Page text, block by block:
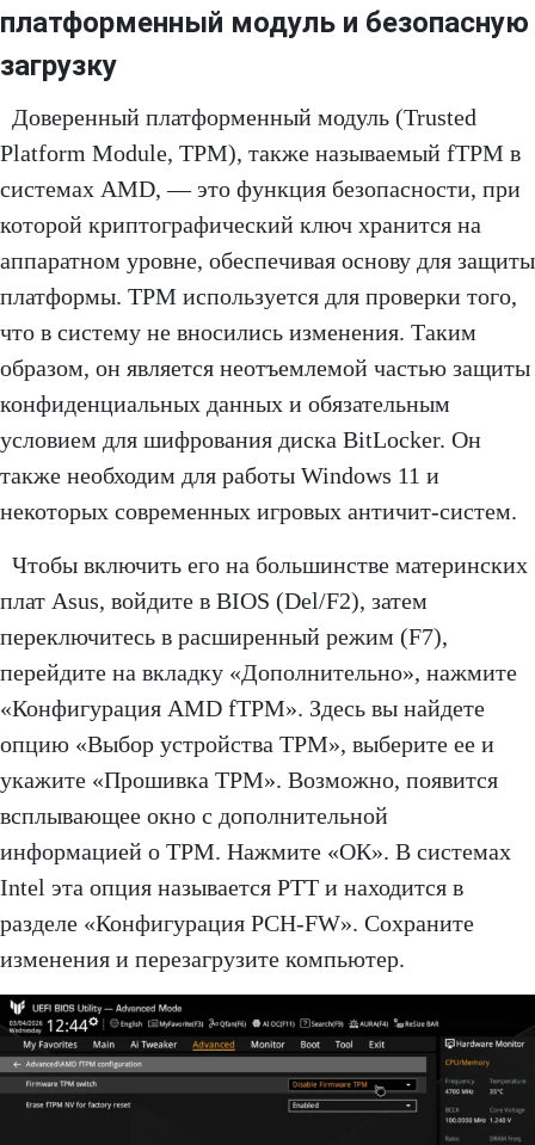
платформенный модуль и безопасную
загрузку
Доверенный платформенный модуль (Trusted
Platform Module, TPM), также называемый fTPM в
системах AMD, — это функция безопасности, при
которой криптографический ключ хранится на
аппаратном уровне, обеспечивая основу для защиты
платформы. TPM используется для проверки того,
что в систему не вносились изменения. Таким
образом, он является неотъемлемой частью защиты
конфиденциальных данных и обязательным
условием для шифрования диска BitLocker. Он
также необходим для работы Windows 11 и
некоторых современных игровых античит-систем.
Чтобы включить его на большинстве материнских
плат Asus, войдите в BIOS (Del/F2), затем
переключитесь в расширенный режим (F7),
перейдите на вкладку «Дополнительно», нажмите
«Конфигурация AMD fTPM». Здесь вы найдете
опцию «Выбор устройства TPM», выберите ее и
укажите «Прошивка TPM». Возможно, появится
всплывающее окно с дополнительной
информацией о TPM. Нажмите «ОК». В системах
Intel эта опция называется PTT и находится в
разделе «Конфигурация PCH-FW». Сохраните
изменения и перезагрузите компьютер.